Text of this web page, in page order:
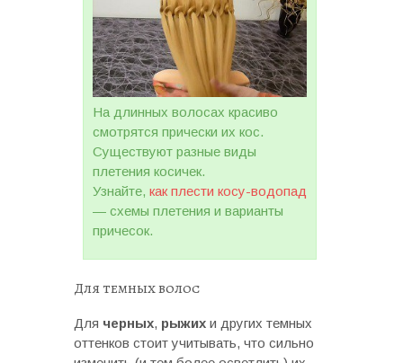
На длинных волосах красиво
смотрятся прически их кос.
Существуют разные виды
плетения косичек.
Узнайте, как плести косу-водопад
— схемы плетения и варианты
причесок.
Для темных волос
Для черных, рыжих и других темных
оттенков стоит учитывать, что сильно